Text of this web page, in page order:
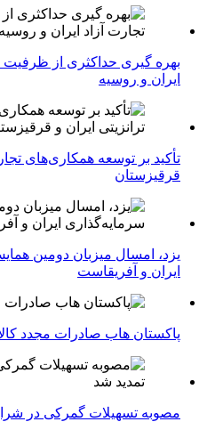
بهره گیری حداکثری از ظرفیت
ایران و روسیه
تأکید بر توسعه همکاری‌های
قرقیزستان
یزد، امسال میزبان دومین
ایران و آفریقاست
پاکستان هاب صادرات مجدد
مصوبه تسهیلات گمرکی در